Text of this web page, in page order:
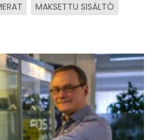
MAKSETTU SISÄLTÖ